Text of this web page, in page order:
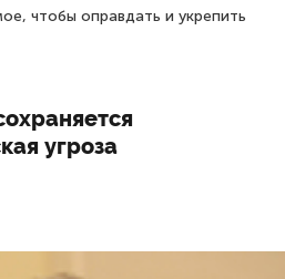
чтобы оправдать и укрепить
угроза